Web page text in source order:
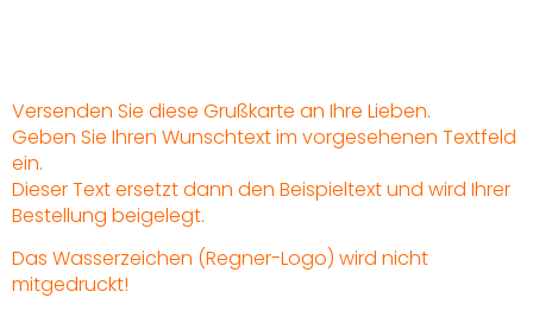
Versenden Sie diese Grußkarte an Ihre Lieben.
Geben Sie Ihren Wunschtext im vorgesehenen Textfeld
ein.
Dieser Text ersetzt dann den Beispieltext und wird Ihrer
Bestellung beigelegt.
Das Wasserzeichen (Regner-Logo) wird nicht
mitgedruckt!